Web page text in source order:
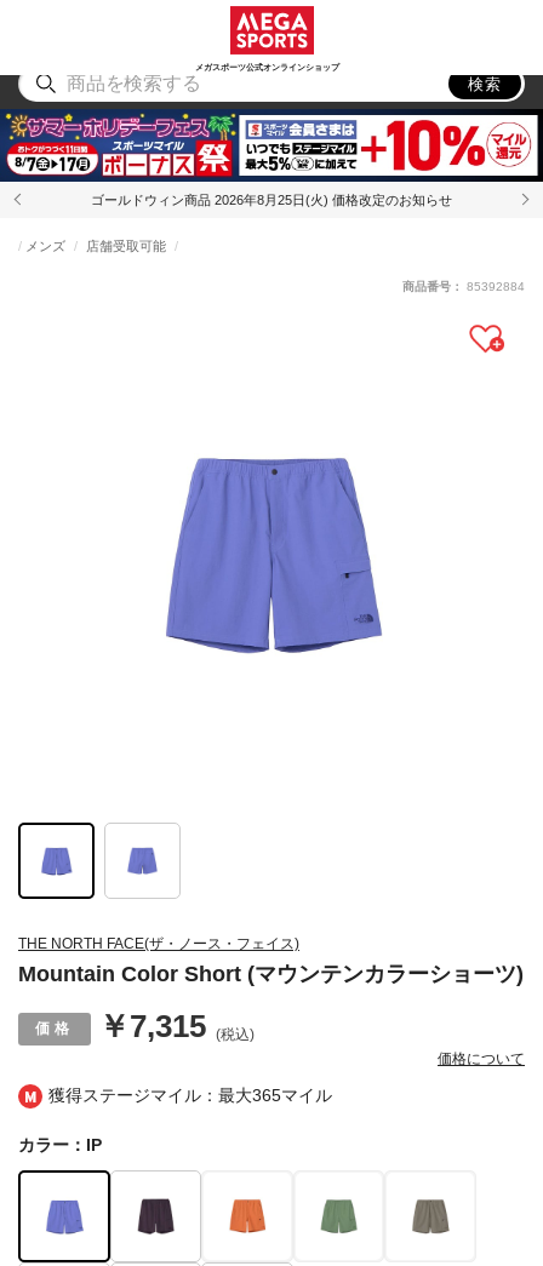
メガスポーツ公式オンラインショップ
アウトドア
検索
ゴールドウィン商品 2026年8月25日(火) 価格改定のお知らせ
獲得ステージマイル：最大365マイル
THE NORTH FACE(ザ・ノース・フェイス)
Mountain Color Short (マウンテンカラーショーツ)
メンズ 店舗受取可能
￥7,315 (税込)
価格について
商品番号： 85392884
カラー：IP